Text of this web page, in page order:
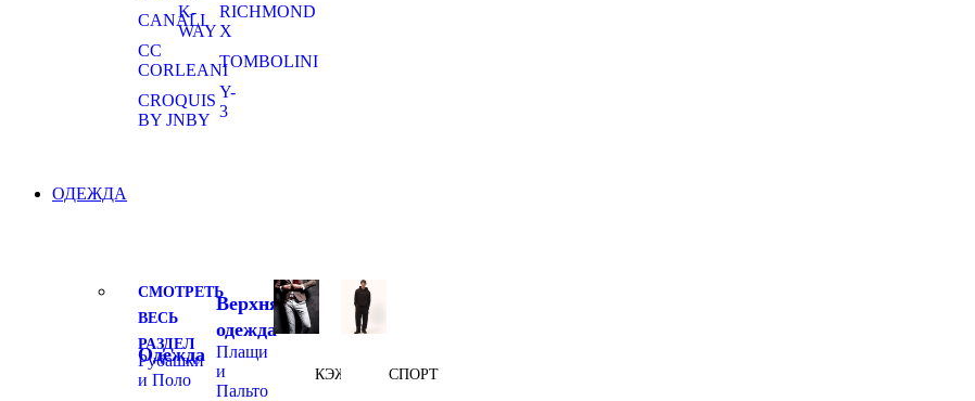
CANALI
CC
CORLEANI
CROQUIS
BY JNBY
K-
WAY
RICHMOND
X
TOMBOLINI
Y-
3
ОДЕЖДА
СМОТРЕТЬ
ВЕСЬ
РАЗДЕЛ
Одежда
Рубашки
и Поло
Верхняя
одежда
Плащи
и
Пальто
КЭЖУАЛ СПОРТ